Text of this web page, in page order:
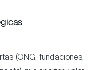
(ONG, fundaciones,